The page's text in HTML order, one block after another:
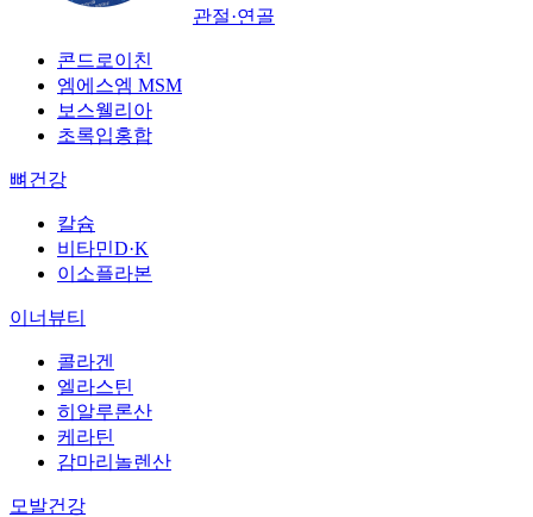
관절·연골
콘드로이친
엠에스엠 MSM
보스웰리아
초록입홍합
뼈건강
칼슘
비타민D·K
이소플라본
이너뷰티
콜라겐
엘라스틴
히알루론산
케라틴
감마리놀렌산
모발건강